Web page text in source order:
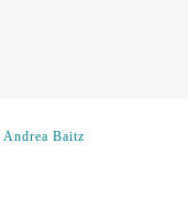
Andrea Baitz